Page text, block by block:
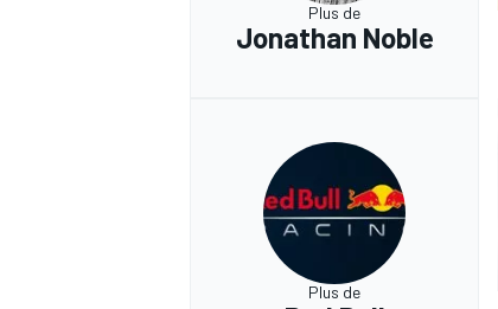
Plus de
Jonathan Noble
Plus de